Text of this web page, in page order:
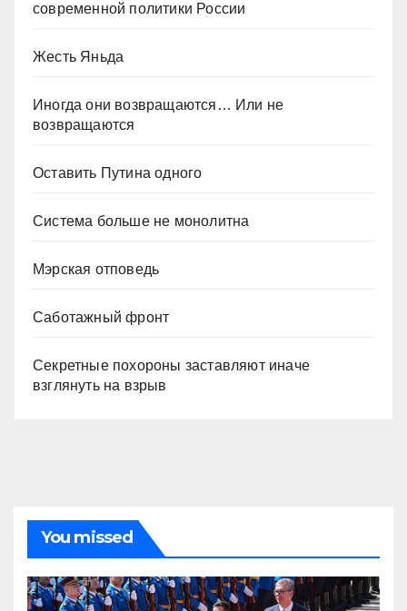
современной политики России
Жесть Яньда
Иногда они возвращаются… Или не
возвращаются
Оставить Путина одного
Система больше не монолитна
Мэрская отповедь
Саботажный фронт
Секретные похороны заставляют иначе
взглянуть на взрыв
You missed